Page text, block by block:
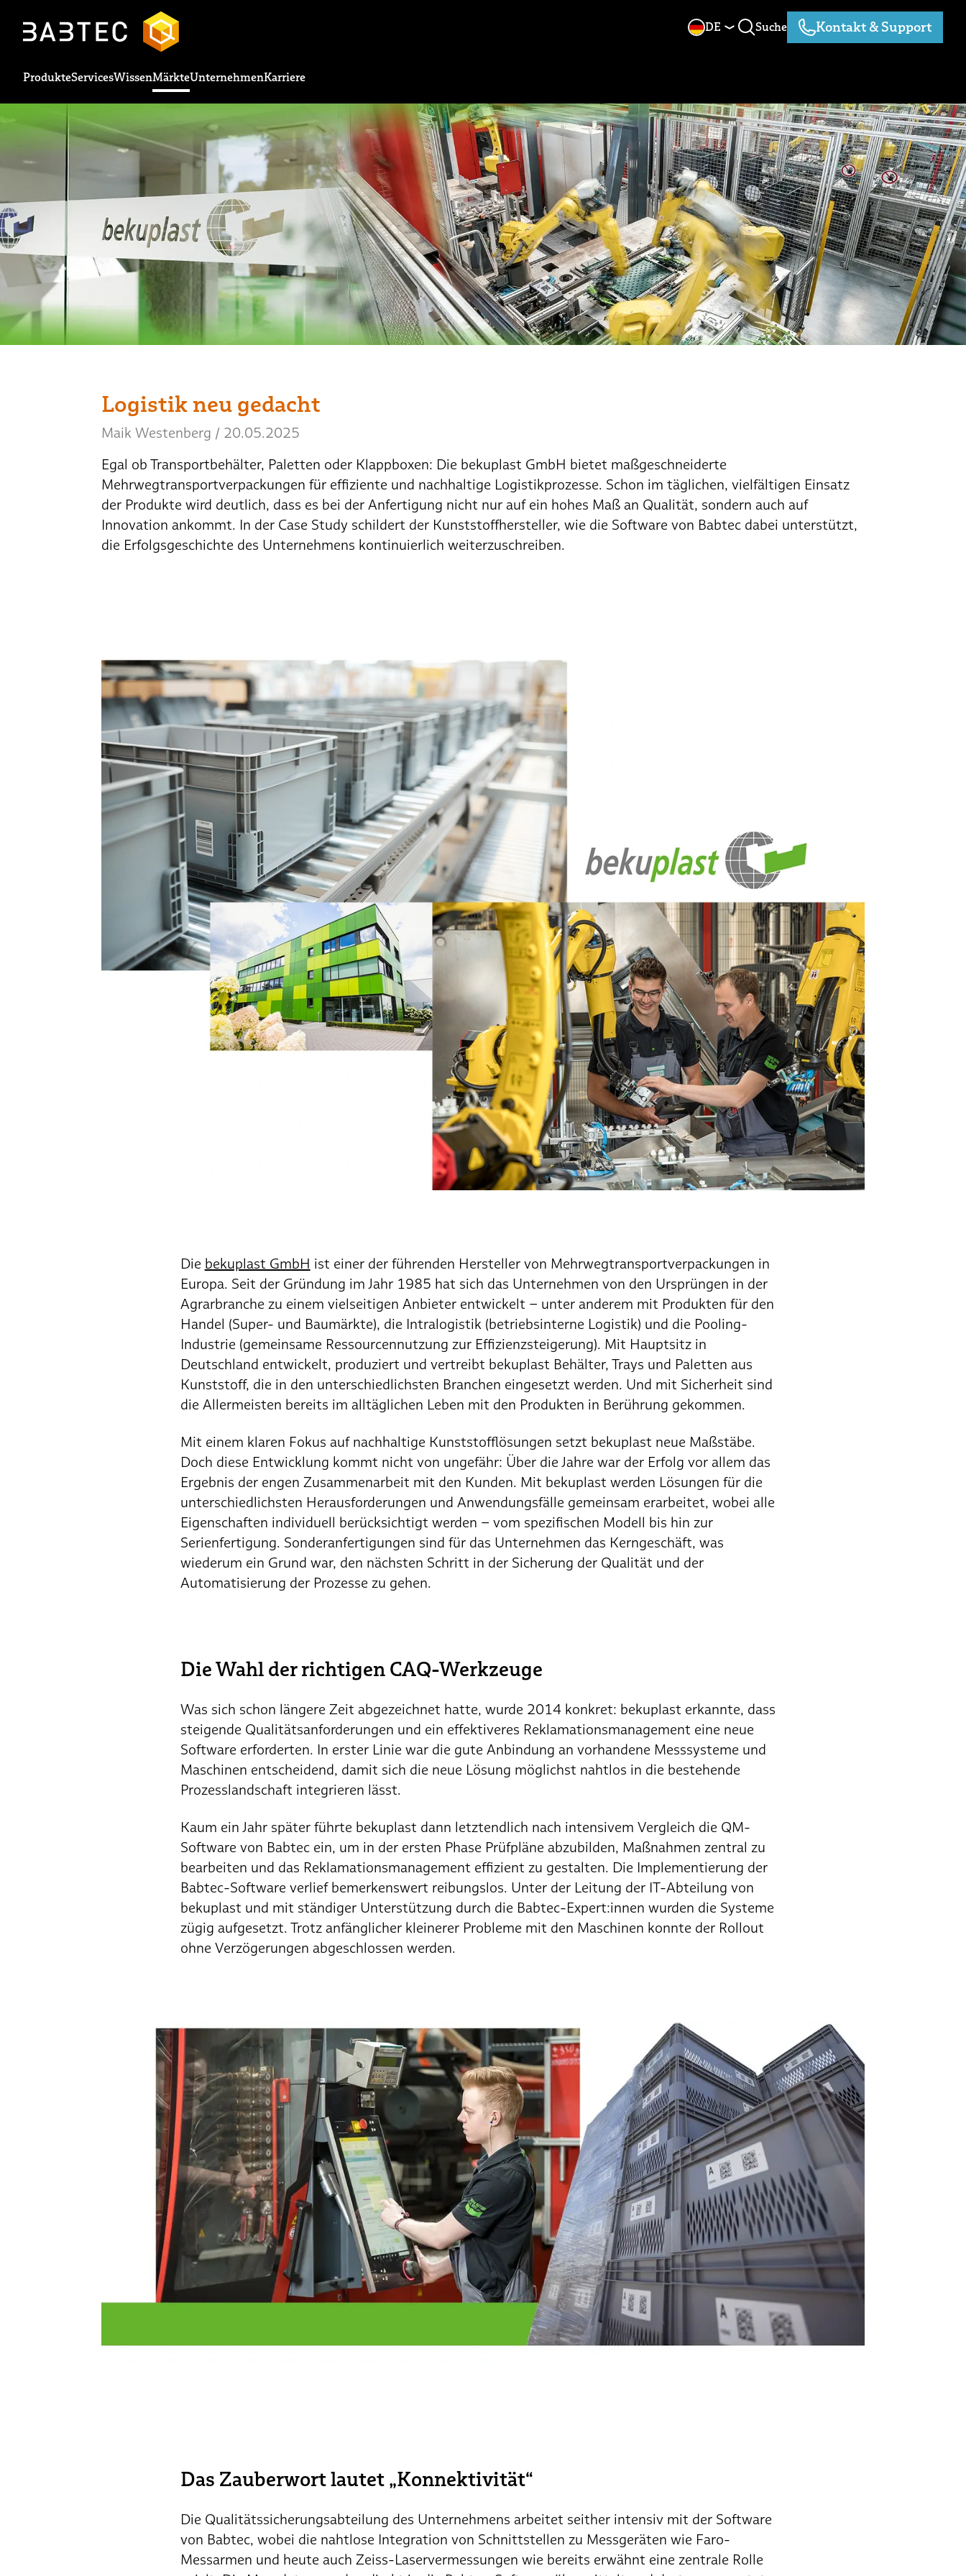
DE Suche
Suche Kontakt & Support
Kontakt & Support
ProdukteServicesWissenMärkteUnternehmenKarriere
Logistik neu gedacht
Maik Westenberg / 20.05.2025
Egal ob Transportbehälter, Paletten oder Klappboxen: Die bekuplast GmbH bietet maßgeschneiderte
Mehrwegtransportverpackungen für effiziente und nachhaltige Logistikprozesse. Schon im täglichen, vielfältigen Einsatz
der Produkte wird deutlich, dass es bei der Anfertigung nicht nur auf ein hohes Maß an Qualität, sondern auch auf
Innovation ankommt. In der Case Study schildert der Kunststoffhersteller, wie die Software von Babtec dabei unterstützt,
die Erfolgsgeschichte des Unternehmens kontinuierlich weiterzuschreiben.
Die bekuplast GmbH ist einer der führenden Hersteller von Mehrwegtransportverpackungen in
Europa. Seit der Gründung im Jahr 1985 hat sich das Unternehmen von den Ursprüngen in der
Agrarbranche zu einem vielseitigen Anbieter entwickelt – unter anderem mit Produkten für den
Handel (Super- und Baumärkte), die Intralogistik (betriebsinterne Logistik) und die Pooling-
Industrie (gemeinsame Ressourcennutzung zur Effizienzsteigerung). Mit Hauptsitz in
Deutschland entwickelt, produziert und vertreibt bekuplast Behälter, Trays und Paletten aus
Kunststoff, die in den unterschiedlichsten Branchen eingesetzt werden. Und mit Sicherheit sind
die Allermeisten bereits im alltäglichen Leben mit den Produkten in Berührung gekommen.
Mit einem klaren Fokus auf nachhaltige Kunststofflösungen setzt bekuplast neue Maßstäbe.
Doch diese Entwicklung kommt nicht von ungefähr: Über die Jahre war der Erfolg vor allem das
Ergebnis der engen Zusammenarbeit mit den Kunden. Mit bekuplast werden Lösungen für die
unterschiedlichsten Herausforderungen und Anwendungsfälle gemeinsam erarbeitet, wobei alle
Eigenschaften individuell berücksichtigt werden – vom spezifischen Modell bis hin zur
Serienfertigung. Sonderanfertigungen sind für das Unternehmen das Kerngeschäft, was
wiederum ein Grund war, den nächsten Schritt in der Sicherung der Qualität und der
Automatisierung der Prozesse zu gehen.
Die Wahl der richtigen CAQ-Werkzeuge
Was sich schon längere Zeit abgezeichnet hatte, wurde 2014 konkret: bekuplast erkannte, dass
steigende Qualitätsanforderungen und ein effektiveres Reklamationsmanagement eine neue
Software erforderten. In erster Linie war die gute Anbindung an vorhandene Messsysteme und
Maschinen entscheidend, damit sich die neue Lösung möglichst nahtlos in die bestehende
Prozesslandschaft integrieren lässt.
Kaum ein Jahr später führte bekuplast dann letztendlich nach intensivem Vergleich die QM-
Software von Babtec ein, um in der ersten Phase Prüfpläne abzubilden, Maßnahmen zentral zu
bearbeiten und das Reklamationsmanagement effizient zu gestalten. Die Implementierung der
Babtec-Software verlief bemerkenswert reibungslos. Unter der Leitung der IT-Abteilung von
bekuplast und mit ständiger Unterstützung durch die Babtec-Expert:innen wurden die Systeme
zügig aufgesetzt. Trotz anfänglicher kleinerer Probleme mit den Maschinen konnte der Rollout
ohne Verzögerungen abgeschlossen werden.
Das Zauberwort lautet „Konnektivität“
Die Qualitätssicherungsabteilung des Unternehmens arbeitet seither intensiv mit der Software
von Babtec, wobei die nahtlose Integration von Schnittstellen zu Messgeräten wie Faro-
Messarmen und heute auch Zeiss-Laservermessungen wie bereits erwähnt eine zentrale Rolle